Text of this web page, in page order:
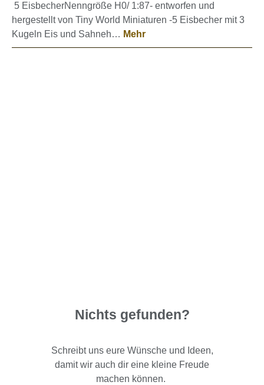
5 EisbecherNenngröße H0/ 1:87- entworfen und
hergestellt von Tiny World Miniaturen -5 Eisbecher mit 3
Kugeln Eis und Sahneh… Mehr
Nichts gefunden?
Schreibt uns eure Wünsche und Ideen,
damit wir auch dir eine kleine Freude
machen können.